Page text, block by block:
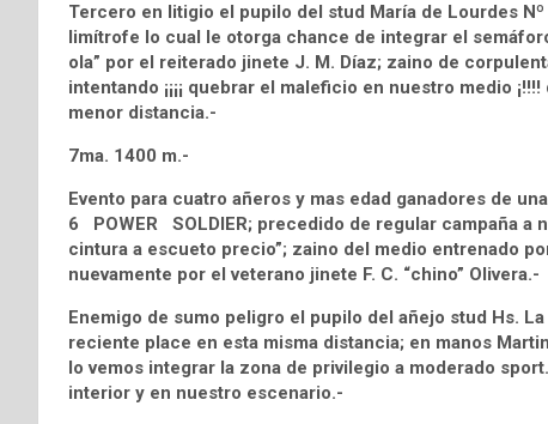
Tercero en litigio el pupilo del stud María de Lourdes
limítrofe lo cual le otorga chance de integrar el
ola” por el reiterado jinete J. M. Díaz; zaino de
intentando ¡¡¡¡ quebrar el maleficio en nuestro medio
menor distancia.-
7ma. 1400 m.-
Evento para cuatro añeros y mas edad ganadores de
6 POWER SOLDIER; precedido de regular campaña a
cintura a escueto precio”; zaino del medio entrenado
nuevamente por el veterano jinete F. C. “chino” Olivera.-
Enemigo de sumo peligro el pupilo del añejo stud Hs.
reciente place en esta misma distancia; en manos
lo vemos integrar la zona de privilegio a moderado
interior y en nuestro escenario.-